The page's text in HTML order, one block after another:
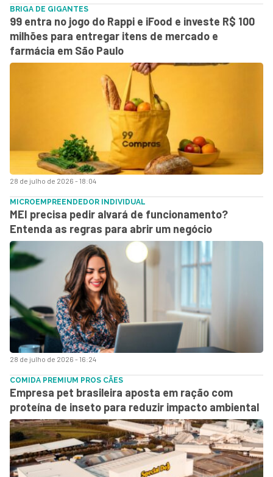
28 de julho de 2026 - 18:04
BRIGA DE GIGANTES
99 entra no jogo do Rappi e iFood e investe R$ 100
milhões para entregar itens de mercado e
farmácia em São Paulo
28 de julho de 2026 - 16:24
MICROEMPREENDEDOR INDIVIDUAL
MEI precisa pedir alvará de funcionamento?
Entenda as regras para abrir um negócio
COMIDA PREMIUM PROS CÃES
Empresa pet brasileira aposta em ração com
proteína de inseto para reduzir impacto ambiental